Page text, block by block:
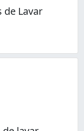
de Lavar